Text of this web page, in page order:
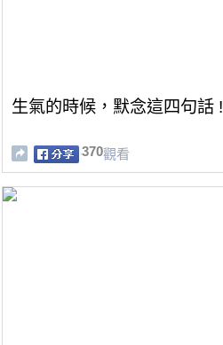
生氣的時候，默念這四句話 !
370觀看